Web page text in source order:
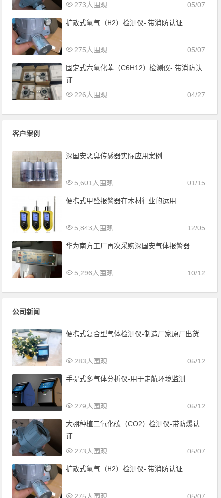
05/07
273人围观
扩散式氢气（H2）检测仪- 带消防认证
05/07
275人围观
固定式六氢化苯（C6H12）检测仪- 带消防认
证
04/27
226人围观
客户案例
深国安恶臭传感器实际应用案例
01/15
5,601人围观
便携式甲醛报警器在木材行业的运用
12/05
5,843人围观
华为南方工厂再次采购深国安气体报警器
10/12
5,296人围观
公司新闻
便携式复合型气体检测仪-制造厂家原厂出货
05/12
283人围观
手提式多气体分析仪-用于走航环境监测
05/12
279人围观
大棚种植二氧化碳（CO2）检测仪-带防爆认
证
05/07
273人围观
扩散式氢气（H2）检测仪- 带消防认证
05/07
275人围观